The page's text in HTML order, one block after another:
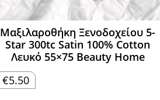
Μαξιλαροθήκη Ξενοδοχείου 5-
Star 300tc Satin 100% Cotton
Λευκό 55×75 Beauty Home
€5.50